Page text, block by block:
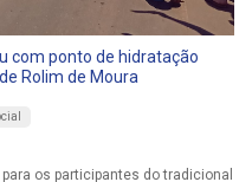
com ponto de hidratação
Rolim de Moura
os participantes do tradicional